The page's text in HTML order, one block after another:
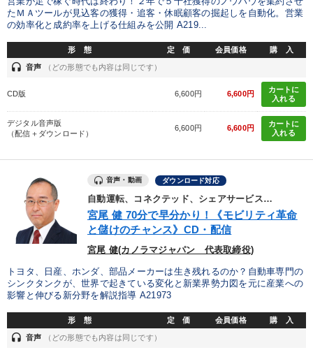
たＭＡツールが見込客の獲得・追客・休眠顧客の掘起しを自動化。営業
の効率化と成約率を上げる仕組みを公開 A219...
形 態 定 価 会員価格 購 入
headset 音声 （どの形態でも内容は同じです）
CD版 6,600円 6,600円
カートに
入れる
デジタル音声版
（配信＋ダウンロード）
6,600円 6,600円
カートに
入れる
音声・動画 ダウンロード対応
自動運転、コネクテッド、シェアサービス…
宮尾 健 70分で早分かり！《モビリティ革命
と儲けのチャンス》CD・配信
宮尾 健(カノラマジャパン 代表取締役)
トヨタ、日産、ホンダ、部品メーカーは生き残れるのか？自動車専門の
シンクタンクが、世界で起きている変化と新業界勢力図を元に産業への
影響と伸びる新分野を解説指導 A21973
形 態 定 価 会員価格 購 入
headset 音声 （どの形態でも内容は同じです）